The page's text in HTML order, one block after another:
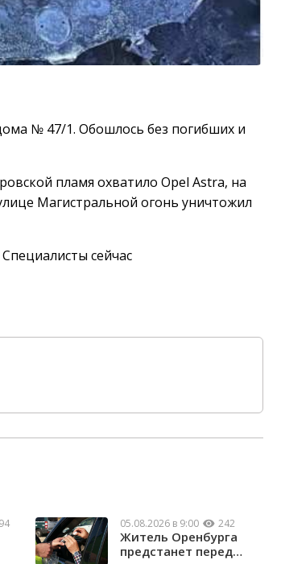
№ 47/1. Обошлось без погибших и
пламя охватило Opel Astra, на
Магистральной огонь уничтожил
сейчас
05.08.2026 в 9:00 242
Житель Оренбурга
предстанет перед